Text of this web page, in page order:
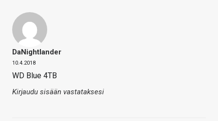
DaNightlander
10.4.2018
WD Blue 4TB
Kirjaudu sisään vastataksesi